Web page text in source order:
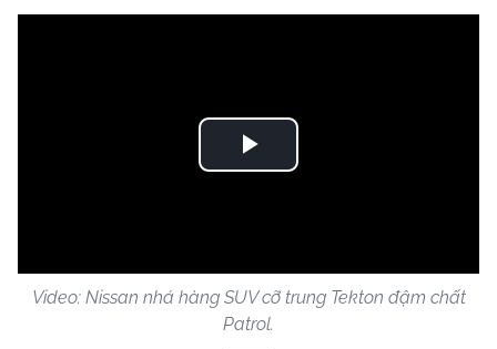
Play
Video: Nissan nhá hàng SUV cỡ trung Tekton đậm chất
Patrol.